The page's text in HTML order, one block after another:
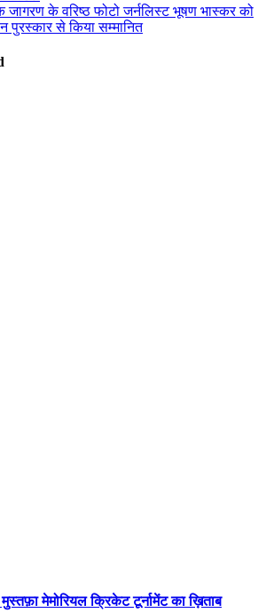
के वरिष्ठ फोटो जर्नलिस्ट भूषण भास्कर को
पुरस्कार से किया सम्मानित
मेमोरियल क्रिकेट टूर्नामेंट का ख़िताब